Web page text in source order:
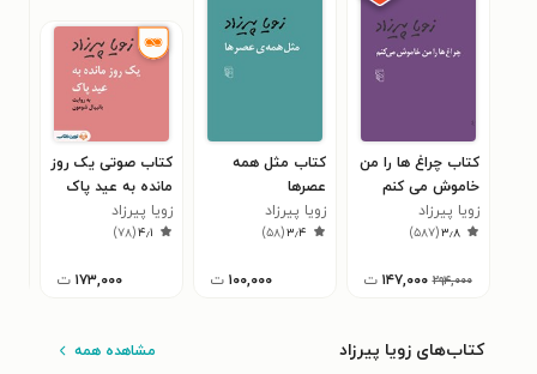
کتاب چراغ ها را من
خاموش می کنم
زویا پیرزاد
۳٫۸(۵۸۷)
۲۹۴,۰۰۰ ۱۴۷,۰۰۰ ت
کتاب مثل همه
عصرها
زویا پیرزاد
۳٫۴(۵۸)
۱۰۰,۰۰۰ ت
کتاب صوتی یک روز
مانده به عید پاک
زویا پیرزاد
۴٫۱(۷۸)
۱۷۳,۰۰۰ ت
کتاب‌های زویا پیرزاد مشاهده همه